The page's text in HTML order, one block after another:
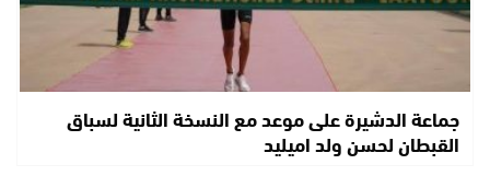
جماعة الدشيرة على موعد مع النسخة الثانية لسباق
القبطان لحسن ولد اميليد